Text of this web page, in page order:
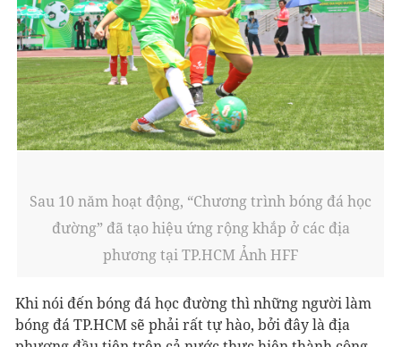
Sau 10 năm hoạt động, “Chương trình bóng đá học
đường” đã tạo hiệu ứng rộng khắp ở các địa
phương tại TP.HCM Ảnh HFF
Khi nói đến bóng đá học đường thì những người làm
bóng đá TP.HCM sẽ phải rất tự hào, bởi đây là địa